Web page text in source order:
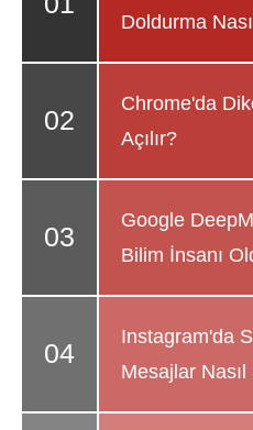
Doldurma
Chrome'da
Açılır?
Google
Bilim İnsanı
Instagram'da
Mesajlar